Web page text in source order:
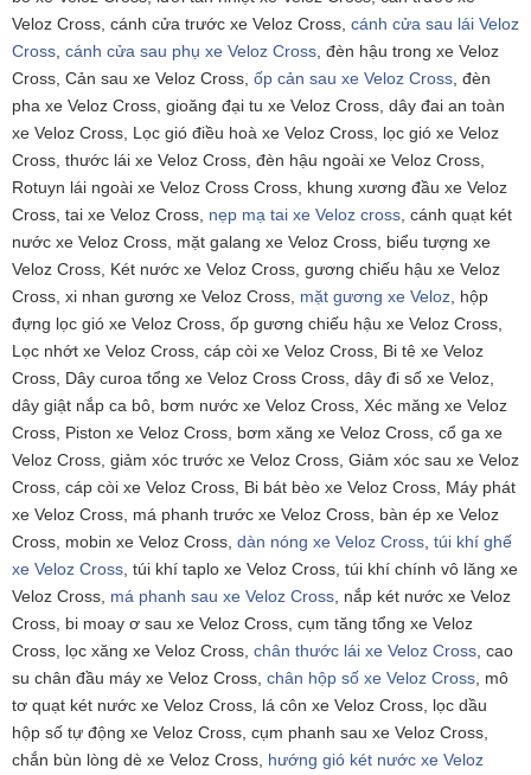
Veloz Cross, cánh cửa trước xe Veloz Cross, cánh cửa sau lái Veloz
Cross cánh cửa sau phụ xe Veloz Cross , đèn hậu trong xe Veloz
Cross, Cản sau xe Veloz Cross, ốp cản sau xe Veloz Cross , đèn
pha xe Veloz Cross, gioăng đại tu xe Veloz Cross, dây đai an toàn
xe Veloz Cross, Lọc gió điều hoà xe Veloz Cross, lọc gió xe Veloz
Cross, thước lái xe Veloz Cross, đèn hậu ngoài xe Veloz Cross,
Rotuyn lái ngoài xe Veloz Cross Cross, khung xương đầu xe Veloz
Cross, tai xe Veloz Cross, nẹp mạ tai xe Veloz cross , cánh quạt két
nước xe Veloz Cross, mặt galang xe Veloz Cross, biểu tượng xe
Veloz Cross, Két nước xe Veloz Cross, gương chiếu hậu xe Veloz
Cross, xi nhan gương xe Veloz Cross, mặt gương xe Veloz , hộp
đựng lọc gió xe Veloz Cross, ốp gương chiếu hậu xe Veloz Cross,
Lọc nhớt xe Veloz Cross, cáp còi xe Veloz Cross, Bi tê xe Veloz
Cross, Dây curoa tổng xe Veloz Cross Cross, dây đi số xe Veloz,
dây giật nắp ca bô, bơm nước xe Veloz Cross, Xéc măng xe Veloz
Cross, Piston xe Veloz Cross, bơm xăng xe Veloz Cross, cổ ga xe
Veloz Cross, giảm xóc trước xe Veloz Cross, Giảm xóc sau xe Veloz
Cross, cáp còi xe Veloz Cross, Bi bát bèo xe Veloz Cross, Máy phát
xe Veloz Cross, má phanh trước xe Veloz Cross, bàn ép xe Veloz
Cross, mobin xe Veloz Cross, dàn nóng xe Veloz Cross túi khí ghế
xe Veloz Cross , túi khí taplo xe Veloz Cross, túi khí chính vô lăng xe
Veloz Cross, má phanh sau xe Veloz Cross , nắp két nước xe Veloz
Cross, bi moay ơ sau xe Veloz Cross, cụm tăng tổng xe Veloz
Cross, lọc xăng xe Veloz Cross, chân thước lái xe Veloz Cross , cao
su chân đầu máy xe Veloz Cross, chân hộp số xe Veloz Cross , mô
tơ quạt két nước xe Veloz Cross, lá côn xe Veloz Cross, lọc dầu
hộp số tự động xe Veloz Cross, cụm phanh sau xe Veloz Cross,
chắn bùn lòng dè xe Veloz Cross, hướng gió két nước xe Veloz